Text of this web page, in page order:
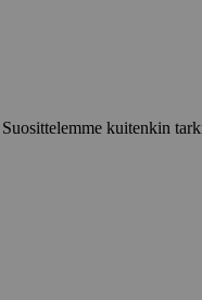
kuitenkin